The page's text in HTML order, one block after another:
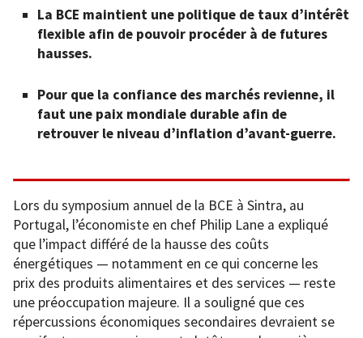
La BCE maintient une politique de taux d’intérêt
flexible afin de pouvoir procéder à de futures
hausses.
Pour que la confiance des marchés revienne, il
faut une paix mondiale durable afin de
retrouver le niveau d’inflation d’avant-guerre.
Lors du symposium annuel de la BCE à Sintra, au
Portugal, l’économiste en chef Philip Lane a expliqué
que l’impact différé de la hausse des coûts
énergétiques — notamment en ce qui concerne les
prix des produits alimentaires et des services — reste
une préoccupation majeure. Il a souligné que ces
répercussions économiques secondaires devraient se